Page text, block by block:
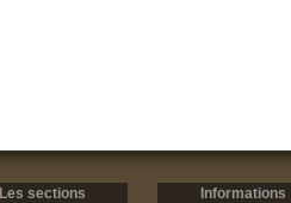
Les sections
Informations